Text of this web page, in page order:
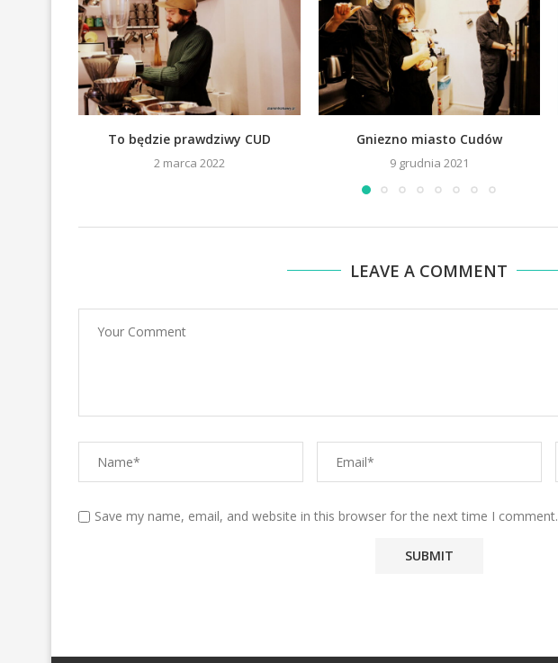
To będzie prawdziwy CUD
2 marca 2022
Gniezno miasto Cudów
9 grudnia 2021
LEAVE A COMMENT
Save my name, email, and website in this browser for the next time I comment.